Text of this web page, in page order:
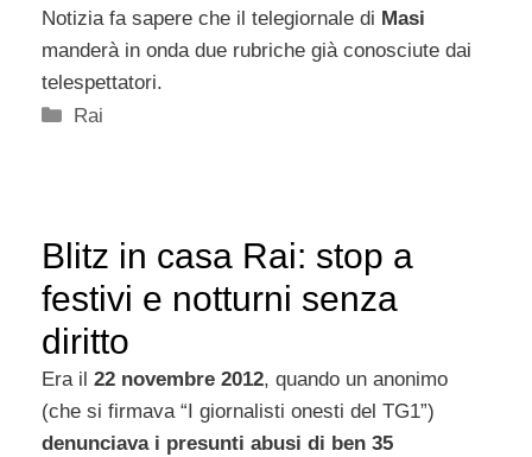
Notizia fa sapere che il telegiornale di Masi
manderà in onda due rubriche già conosciute dai
telespettatori.
Categorie
Rai
Blitz in casa Rai: stop a
festivi e notturni senza
diritto
Era il 22 novembre 2012, quando un anonimo
(che si firmava “I giornalisti onesti del TG1”)
denunciava i presunti abusi di ben 35